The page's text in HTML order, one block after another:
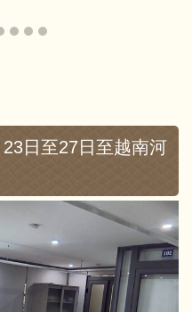
23日至27日至越南河